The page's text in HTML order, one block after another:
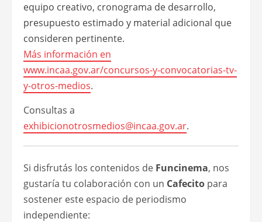
equipo creativo, cronograma de desarrollo,
presupuesto estimado y material adicional que
consideren pertinente.
Más información en
www.incaa.gov.ar/concursos-y-convocatorias-tv-
y-otros-medios.
Consultas a
exhibicionotrosmedios@incaa.gov.ar.
Si disfrutás los contenidos de Funcinema, nos
gustaría tu colaboración con un Cafecito para
sostener este espacio de periodismo
independiente: